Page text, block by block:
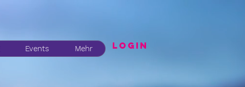
Events Mehr LogIN